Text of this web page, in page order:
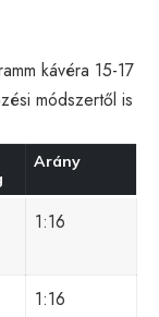
kávéra 15-17
módszertől is
Arány
1:16
1:16